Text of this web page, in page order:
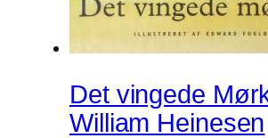
Det vingede
William Heinesen